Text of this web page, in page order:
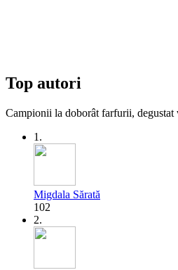
Top autori
Campionii la doborât farfurii, degustat
1.
Migdala Sărată
102
2.